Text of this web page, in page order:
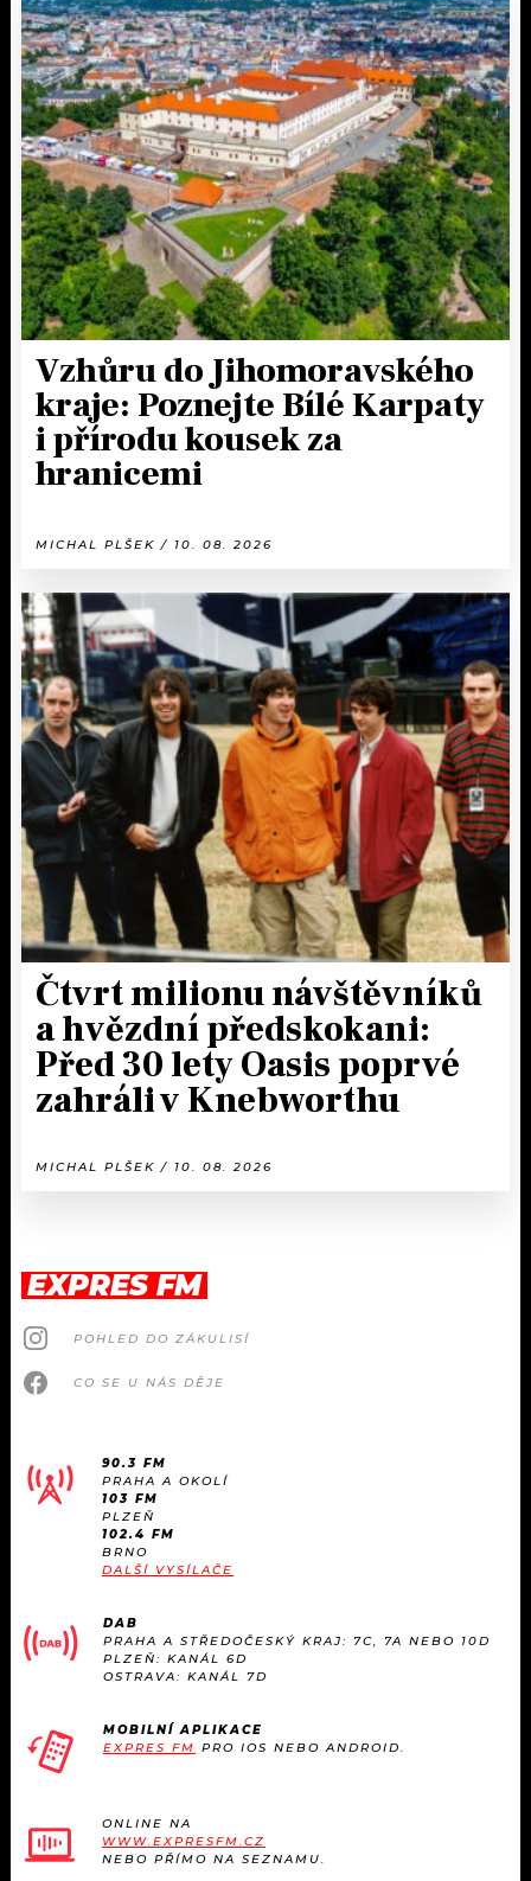
Vzhůru do Jihomoravského
kraje: Poznejte Bílé Karpaty
i přírodu kousek za
hranicemi
MICHAL PLŠEK / 10. 08. 2026
Čtvrt milionu návštěvníků
a hvězdní předskokani:
Před 30 lety Oasis poprvé
zahráli v Knebworthu
MICHAL PLŠEK / 10. 08. 2026
EXPRES FM
POHLED DO ZÁKULISÍ
CO SE U NÁS DĚJE
90.3 FM
PRAHA A OKOLÍ
103 FM
PLZEŇ
102.4 FM
BRNO
DALŠÍ VYSÍLAČE
DAB
PRAHA A STŘEDOČESKÝ KRAJ: 7C, 7A NEBO 10D
PLZEŇ: KANÁL 6D
OSTRAVA: KANÁL 7D
MOBILNÍ APLIKACE
EXPRES FM PRO IOS NEBO ANDROID.
ONLINE NA
WWW.EXPRESFM.CZ
NEBO PŘÍMO NA SEZNAMU.